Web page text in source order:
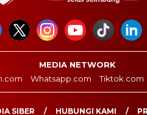
MEDIA NETWORK
Whatsapp.com Tiktok.com
SIBER HUBUNGI KAMI